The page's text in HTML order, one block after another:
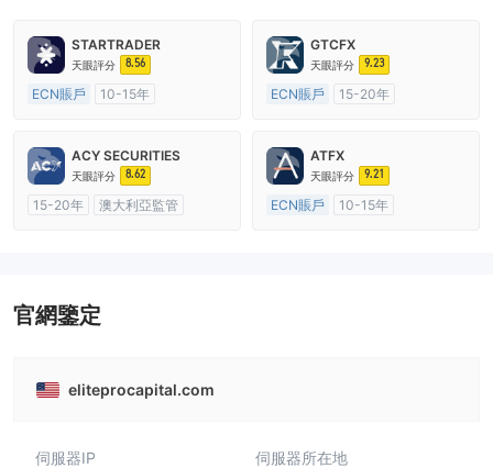
STARTRADER
天眼評分 8.56
ECN賬戶
10-15年
主標MT4
GTCFX
天眼評分 9.23
ECN賬戶
15-20年
主標MT4
ACY SECURITIES
天眼評分 8.62
15-20年
澳大利亞監管
ATFX
天眼評分 9.21
ECN賬戶
10-15年
官網鑒定
eliteprocapital.com
伺服器IP
伺服器所在地